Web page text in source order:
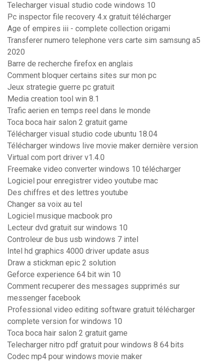
Telecharger visual studio code windows 10
Pc inspector file recovery 4.x gratuit télécharger
Age of empires iii - complete collection origami
Transferer numero telephone vers carte sim samsung a5
2020
Barre de recherche firefox en anglais
Comment bloquer certains sites sur mon pc
Jeux strategie guerre pc gratuit
Media creation tool win 8.1
Trafic aerien en temps reel dans le monde
Toca boca hair salon 2 gratuit game
Télécharger visual studio code ubuntu 18.04
Télécharger windows live movie maker dernière version
Virtual com port driver v1.4.0
Freemake video converter windows 10 télécharger
Logiciel pour enregistrer video youtube mac
Des chiffres et des lettres youtube
Changer sa voix au tel
Logiciel musique macbook pro
Lecteur dvd gratuit sur windows 10
Controleur de bus usb windows 7 intel
Intel hd graphics 4000 driver update asus
Draw a stickman epic 2 solution
Geforce experience 64 bit win 10
Comment recuperer des messages supprimés sur
messenger facebook
Professional video editing software gratuit télécharger
complete version for windows 10
Toca boca hair salon 2 gratuit game
Telecharger nitro pdf gratuit pour windows 8 64 bits
Codec mp4 pour windows movie maker